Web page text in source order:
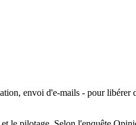
envoi d'e-mails - pour libérer